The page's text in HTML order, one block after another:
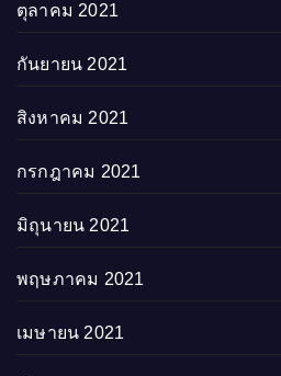
ตุลาคม 2021
กันยายน 2021
สิงหาคม 2021
กรกฎาคม 2021
มิถุนายน 2021
พฤษภาคม 2021
เมษายน 2021